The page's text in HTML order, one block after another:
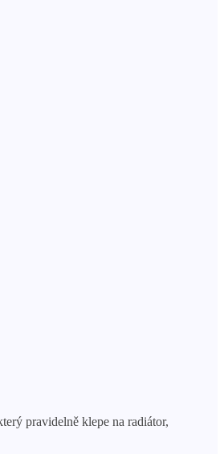
pravidelně klepe na radiátor,